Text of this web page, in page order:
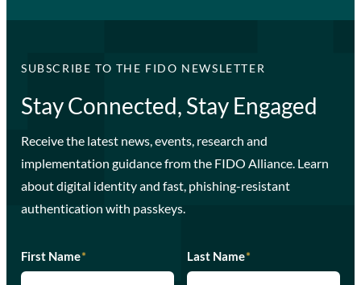
SUBSCRIBE TO THE FIDO NEWSLETTER
Stay Connected, Stay Engaged
Receive the latest news, events, research and
implementation guidance from the FIDO Alliance. Learn
about digital identity and fast, phishing-resistant
authentication with passkeys.
First Name* Last Name*